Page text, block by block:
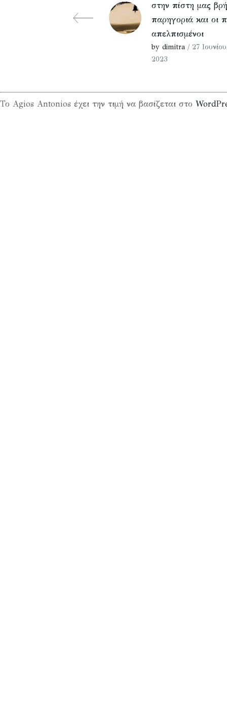
στην πίστη μας
παρηγοριά και οι
απελπισμένοι
by dimitra / 27
2023
Το Agios Antonios έχει την τιμή να βασίζεται στο